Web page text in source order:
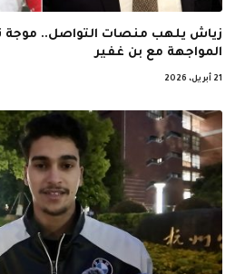
زياش يلهب منصات التواصل..
المواجهة مع بن غفير
21 أبريل، 2026